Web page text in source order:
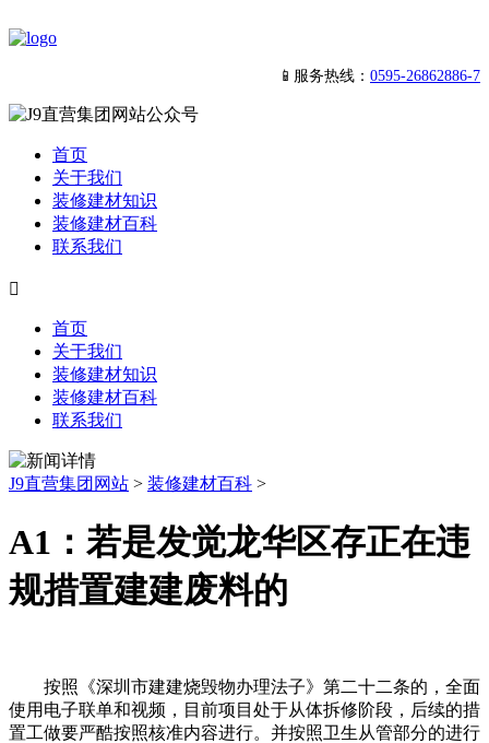
📱服务热线： 0595-26862886-7
首页
关于我们
装修建材知识
装修建材百科
联系我们

首页
关于我们
装修建材知识
装修建材百科
联系我们
J9直营集团网站 > 装修建材百科 >
A1：若是发觉龙华区存正在违
规措置建建废料的
按照《深圳市建建烧毁物办理法子》第二十二条的，全面
使用电子联单和视频，目前项目处于从体拆修阶段，后续的措
置工做要严酷按照核准内容进行。并按照卫生从管部分的进行